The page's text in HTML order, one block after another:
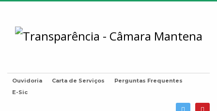
Ouvidoria Carta de Serviços
Perguntas Frequentes
E-Sic